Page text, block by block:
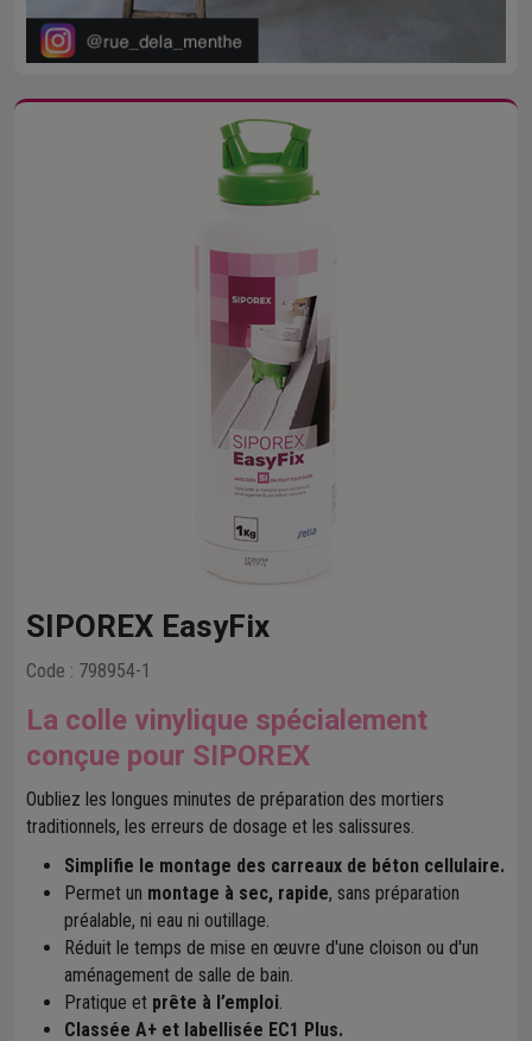
SIPOREX EasyFix
Code : 798954-1
La colle vinylique spécialement
conçue pour SIPOREX
Oubliez les longues minutes de préparation des mortiers
traditionnels, les erreurs de dosage et les salissures.
Simplifie le montage des carreaux de béton cellulaire.
Permet un montage à sec, rapide, sans préparation
préalable, ni eau ni outillage.
Réduit le temps de mise en œuvre d'une cloison ou d'un
aménagement de salle de bain.
Pratique et prête à l’emploi.
Classée A+ et labellisée EC1 Plus.